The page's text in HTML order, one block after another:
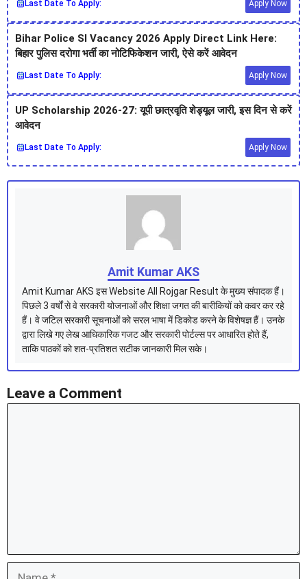
Last Date To Apply: Apply Now
Bihar Police SI Vacancy 2026 Apply Direct Link Here:
बिहार पुलिस दरोगा भर्ती का नोटिफिकेशन जारी, ऐसे करें आवेदन
Last Date To Apply: Apply Now
UP Scholarship 2026-27: यूपी छात्रवृति शेड्यूल जारी, इस दिन से करें
आवेदन
Last Date To Apply: Apply Now
Amit Kumar AKS
Amit Kumar AKS इस Website All Rojgar Result के मुख्य संपादक हैं।
पिछले 3 वर्षों से वे सरकारी योजनाओं और शिक्षा जगत की बारीकियों को कवर कर रहे
हैं। वे जटिल सरकारी सूचनाओं को सरल भाषा में डिकोड करने के विशेषज्ञ हैं। उनके
द्वारा लिखे गए लेख आधिकारिक गजट और सरकारी पोर्टल्स पर आधारित होते हैं,
ताकि पाठकों को शत-प्रतिशत सटीक जानकारी मिल सके।
Leave a Comment